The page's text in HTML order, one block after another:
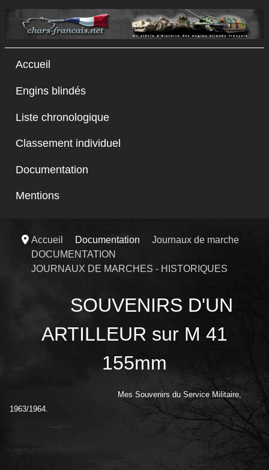
Accueil
Engins blindés
Liste chronologique
Classement individuel
Documentation
Mentions
Accueil Documentation
Journaux de marche
DOCUMENTATION
JOURNAUX DE MARCHES - HISTORIQUES
SOUVENIRS D'UN
ARTILLEUR sur M 41
155mm
Mes Souvenirs du Service Militaire,
1963/1964.